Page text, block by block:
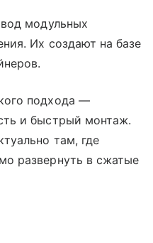
модульных
Их создают на базе
подхода —
и быстрый монтаж.
там, где
развернуть в сжатые